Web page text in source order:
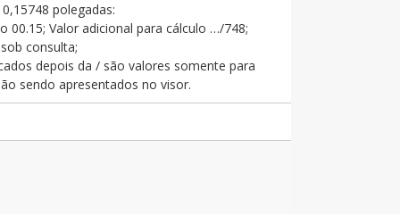
polegadas:
00.15; Valor adicional para cálculo …/748;
consulta;
depois da / são valores somente para
sendo apresentados no visor.